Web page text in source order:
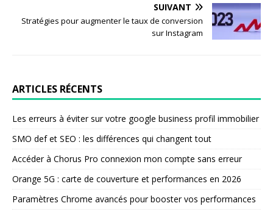
SUIVANT
Stratégies pour augmenter le taux de conversion
sur Instagram
ARTICLES RÉCENTS
Les erreurs à éviter sur votre google business profil immobilier
SMO def et SEO : les différences qui changent tout
Accéder à Chorus Pro connexion mon compte sans erreur
Orange 5G : carte de couverture et performances en 2026
Paramètres Chrome avancés pour booster vos performances